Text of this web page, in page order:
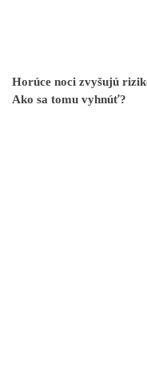
Horúce noci zvyšujú
Ako sa tomu vyhnúť?